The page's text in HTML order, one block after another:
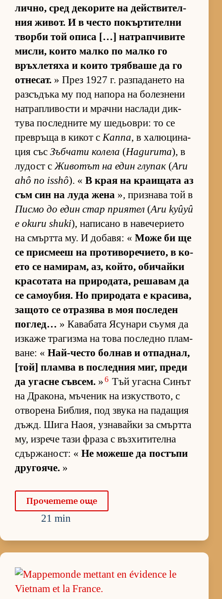
лич­но, сред де­ко­рите на дейс­т­ви­тел­
ния жи­вот. И в често по­кър­ти­телни
творби той описа […] нат­рап­чи­вите
мис­ли, ко­ито малко по малко го
връх­ле­тяха и ко­ито тряб­ваше да го
от­не­сат. » През 1927 г. раз­па­да­нето на
раз­съ­дъка му под на­пора на бо­лез­нени
нат­рап­ли­вости и мрачни нас­лади дик­
тува пос­лед­ните му ше­дьов­ри: то се
прев­ръща в ки­кот с Каппа, в ха­лю­ци­на­
ция със Зъб­чати ко­лела (Haguruma), в
лу­дост с Жи­во­тът на един глу­пак (Aru
ahô no isshô). « В края на кра­и­щата аз
съм син на луда жена », приз­нава той в
Писмо до един стар при­я­тел (Aru kyûyû
e okuru shuki), на­пи­сано в на­ве­че­ри­ето
на смъртта му. И до­ба­вя: « Може би ще
се прис­мееш на про­ти­во­ре­чи­е­то, в ко­
ето се на­ми­рам, аз, кой­то, оби­чайки
кра­со­тата на при­ро­да­та, ре­ша­вам да
се са­мо­у­бия. Но при­ро­дата е кра­си­ва,
за­щото се от­ра­зява в моя пос­ле­ден
пог­лед… » Ка­ва­бата Ясу­нари съ­умя да
из­каже тра­гизма на това пос­ледно плам­
ва­не: « Най-често бол­нав и от­пад­нал,
[той] пламва в пос­лед­ния миг, преди
да угасне съв­сем. »6 Тъй угасна Си­нът
на Дра­ко­на, мъ­че­ник на из­кус­т­во­то, с
от­во­рена Биб­лия, под звука на па­да­щия
дъжд. Шига На­оя, уз­на­вайки за смъртта
му, из­рече тази фраза с въз­хи­ти­телна
сдър­жа­ност: « Не мо­жеше да пос­тъпи
дру­го­я­че. »
Про­че­тете още
21 min